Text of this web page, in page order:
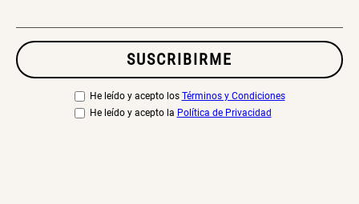
SUSCRIBIRME
He leído y acepto los Términos y Condiciones
He leído y acepto la Política de Privacidad